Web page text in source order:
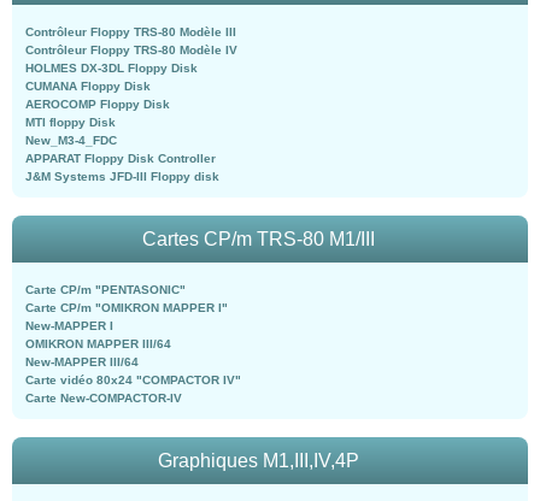
Contrôleur Floppy TRS-80 Modèle III
Contrôleur Floppy TRS-80 Modèle IV
HOLMES DX-3DL Floppy Disk
CUMANA Floppy Disk
AEROCOMP Floppy Disk
MTI floppy Disk
New_M3-4_FDC
APPARAT Floppy Disk Controller
J&M Systems JFD-III Floppy disk
Cartes CP/m TRS-80 M1/III
Carte CP/m "PENTASONIC"
Carte CP/m "OMIKRON MAPPER I"
New-MAPPER I
OMIKRON MAPPER III/64
New-MAPPER III/64
Carte vidéo 80x24 "COMPACTOR IV"
Carte New-COMPACTOR-IV
Graphiques M1,III,IV,4P